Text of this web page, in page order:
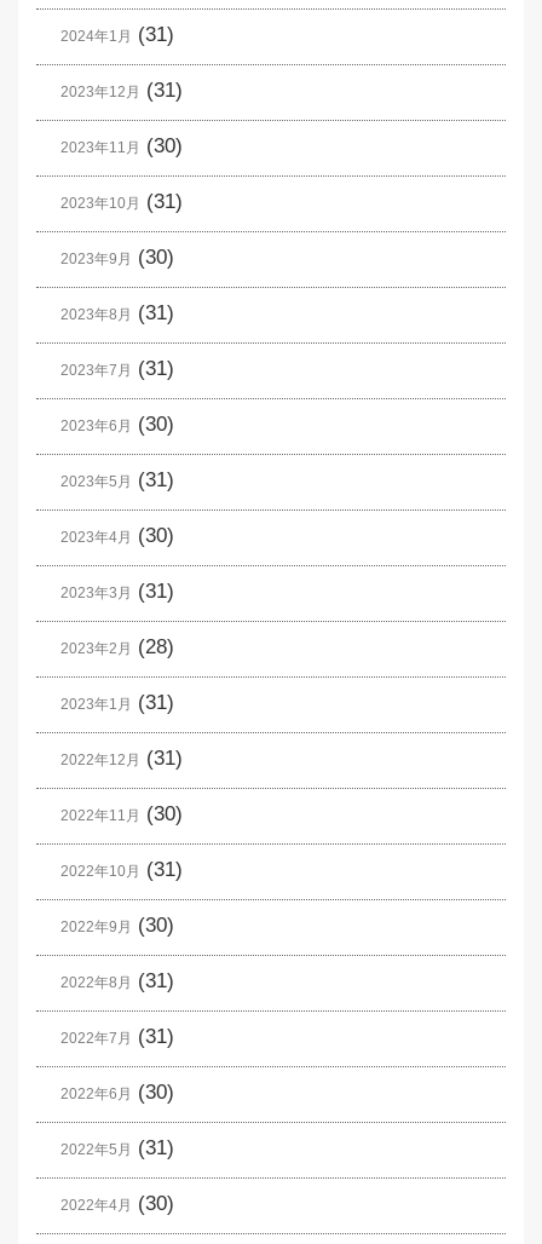
2024年1月 (31)
2023年12月 (31)
2023年11月 (30)
2023年10月 (31)
2023年9月 (30)
2023年8月 (31)
2023年7月 (31)
2023年6月 (30)
2023年5月 (31)
2023年4月 (30)
2023年3月 (31)
2023年2月 (28)
2023年1月 (31)
2022年12月 (31)
2022年11月 (30)
2022年10月 (31)
2022年9月 (30)
2022年8月 (31)
2022年7月 (31)
2022年6月 (30)
2022年5月 (31)
2022年4月 (30)